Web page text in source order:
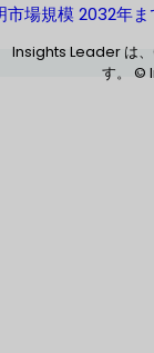
市場規模 2032年
Insights Leader は
す。 ©